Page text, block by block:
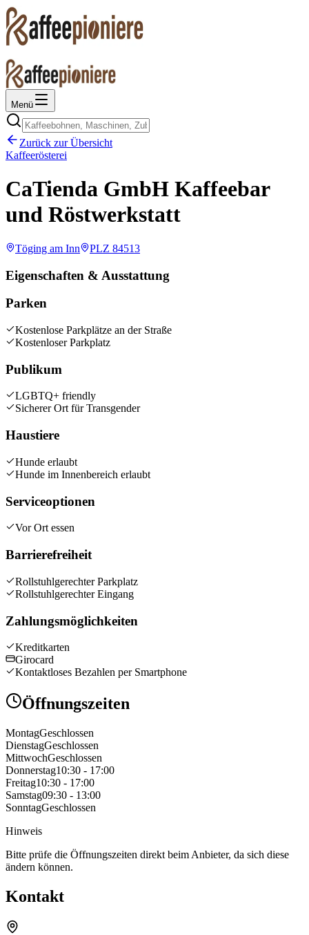
Menü
Zurück zur Übersicht
Kaffeerösterei
CaTienda GmbH Kaffeebar
und Röstwerkstatt
Töging am Inn PLZ 84513
Eigenschaften & Ausstattung
Parken
Kostenlose Parkplätze an der Straße
Kostenloser Parkplatz
Publikum
LGBTQ+ friendly
Sicherer Ort für Transgender
Haustiere
Hunde erlaubt
Hunde im Innenbereich erlaubt
Serviceoptionen
Vor Ort essen
Barrierefreiheit
Rollstuhlgerechter Parkplatz
Rollstuhlgerechter Eingang
Zahlungsmöglichkeiten
Kreditkarten
Girocard
Kontaktloses Bezahlen per Smartphone
Öffnungszeiten
MontagGeschlossen
DienstagGeschlossen
MittwochGeschlossen
Donnerstag10:30 - 17:00
Freitag10:30 - 17:00
Samstag09:30 - 13:00
SonntagGeschlossen
Hinweis
Bitte prüfe die Öffnungszeiten direkt beim Anbieter, da sich diese
ändern können.
Kontakt